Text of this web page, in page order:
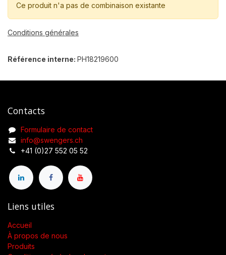
Ce produit n'a pas de combinaison existante
Conditions générales
Référence interne: PH18219600
Contacts
Formulaire de contact
info@swengers.ch
+41 (0)27 552 05 52
Liens utiles
Accueil
À propos de nous
Produits